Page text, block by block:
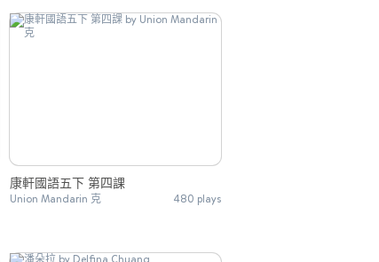
康軒國語五下 第四課
Union Mandarin 克 480 plays